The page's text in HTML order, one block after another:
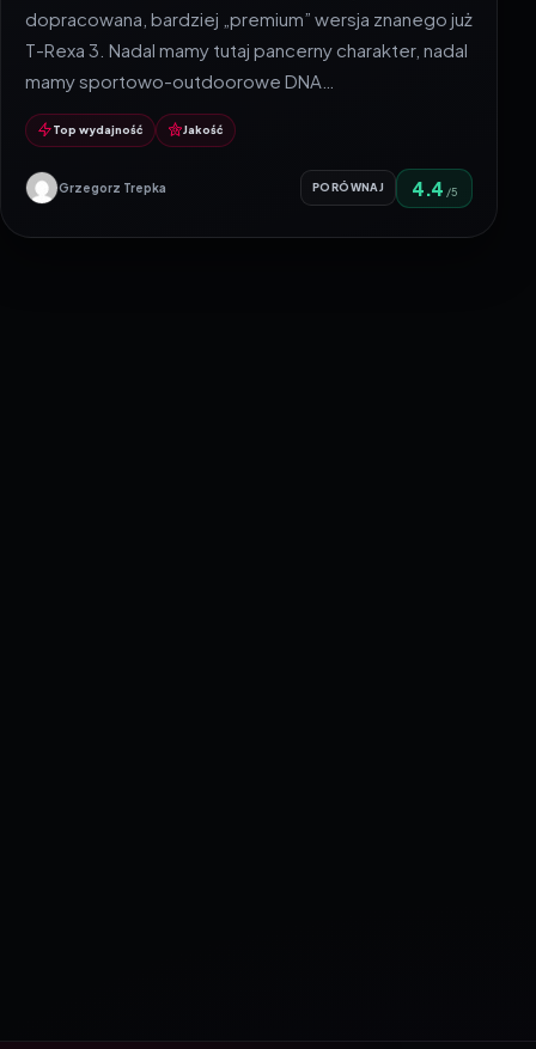
dopracowana, bardziej „premium” wersja znanego już
T-Rexa 3. Nadal mamy tutaj pancerny charakter, nadal
mamy sportowo-outdoorowe DNA…
Top wydajność Jakość
Grzegorz Trepka PORÓWNAJ 4.4 /5